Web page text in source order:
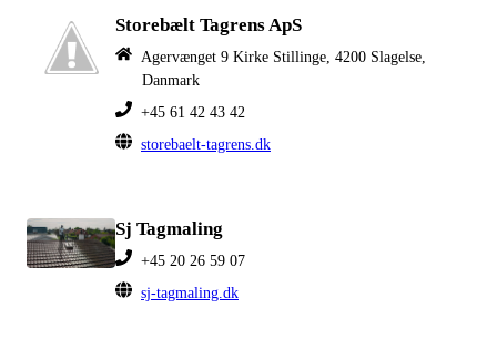
Storebælt Tagrens ApS
Agervænget 9 Kirke Stillinge, 4200 Slagelse,
Danmark
+45 61 42 43 42
storebaelt-tagrens.dk
Sj Tagmaling
+45 20 26 59 07
sj-tagmaling.dk